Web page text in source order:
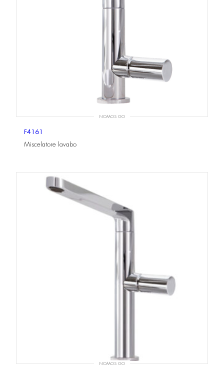
NOMOS GO
F4161
Miscelatore lavabo
NOMOS GO